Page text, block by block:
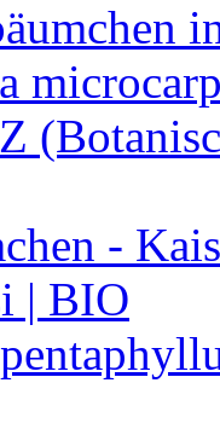
-
| BIO